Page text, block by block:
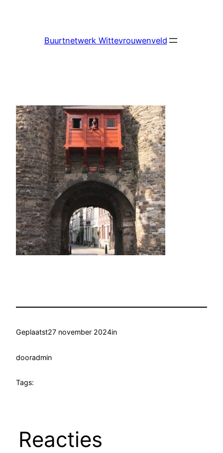
Buurtnetwerk Wittevrouwenveld
Geplaatst27 november 2024in
dooradmin
Tags:
Reacties